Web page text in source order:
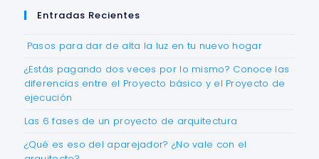
Entradas Recientes
Pasos para dar de alta la luz en tu nuevo hogar
¿Estás pagando dos veces por lo mismo? Conoce las
diferencias entre el Proyecto básico y el Proyecto de
ejecución
Las 6 fases de un proyecto de arquitectura
¿Qué es eso del aparejador? ¿No vale con el